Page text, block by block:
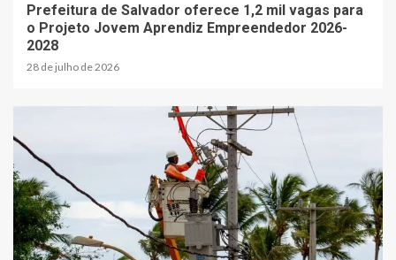
Prefeitura de Salvador oferece 1,2 mil vagas para
o Projeto Jovem Aprendiz Empreendedor 2026-
2028
28 de julho de 2026